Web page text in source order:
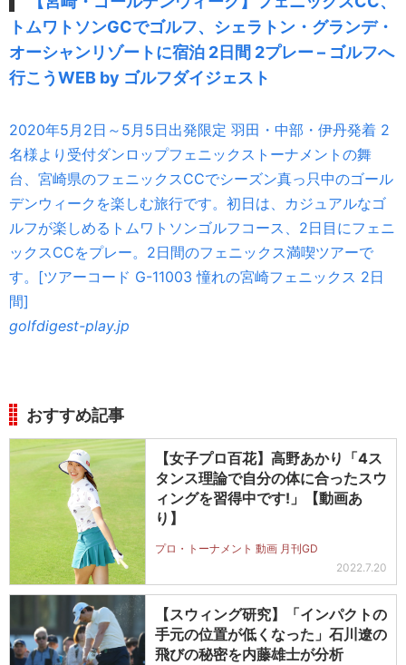
トムワトソンGCでゴルフ、シェラトン・グランデ・
オーシャンリゾートに宿泊 2日間 2プレー – ゴルフへ
行こうWEB by ゴルフダイジェスト
2020年5月2日～5月5日出発限定 羽田・中部・伊丹発着 2
名様より受付ダンロップフェニックストーナメントの舞
台、宮崎県のフェニックスCCでシーズン真っ只中のゴール
デンウィークを楽しむ旅行です。初日は、カジュアルなゴ
ルフが楽しめるトムワトソンゴルフコース、2日目にフェニ
ックスCCをプレー。2日間のフェニックス満喫ツアーで
す。[ツアーコード G-11003 憧れの宮崎フェニックス 2日
間]
golfdigest-play.jp
おすすめ記事
【女子プロ百花】高野あかり「4ス
タンス理論で自分の体に合ったスウ
ィングを習得中です!」【動画あ
り】
プロ・トーナメント 動画 月刊GD
2022.7.20
【スウィング研究】「インパクトの
手元の位置が低くなった」石川遼の
飛びの秘密を内藤雄士が分析